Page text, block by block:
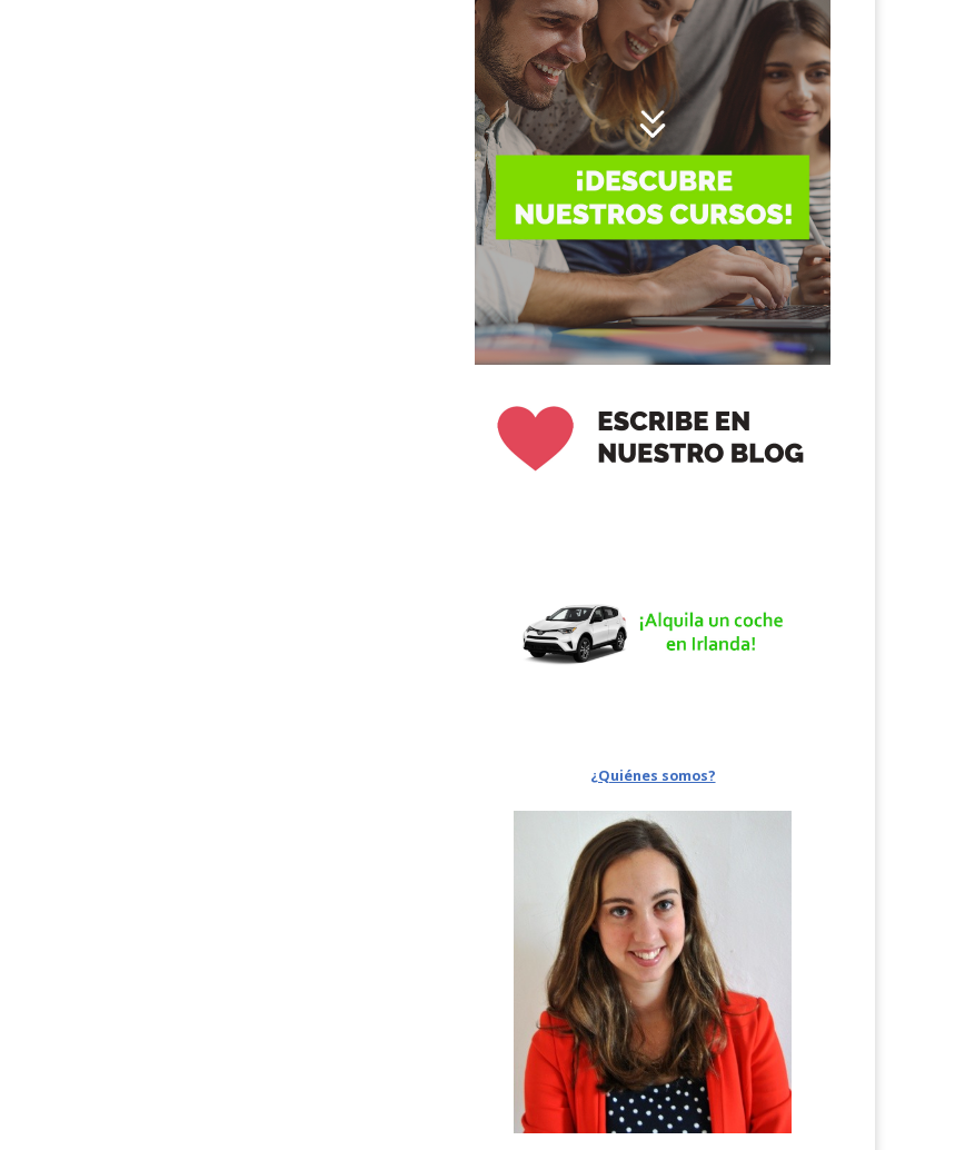
¿Quiénes somos?